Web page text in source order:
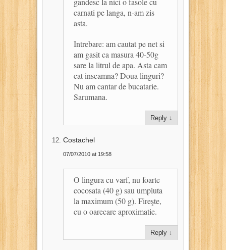
carnati pe langa, n-am zis
asta.
Intrebare: am cautat pe net si
am gasit ca masura 40-50g
sare la litrul de apa. Asta cam
cat inseamna? Doua linguri?
Nu am cantar de bucatarie.
Sarumana.
Reply ↓
Costachel
07/07/2010 at 19:58
O lingura cu varf, nu foarte
cocosata (40 g) sau umpluta
la maximum (50 g). Fireşte,
cu o oarecare aproximatie.
Reply ↓